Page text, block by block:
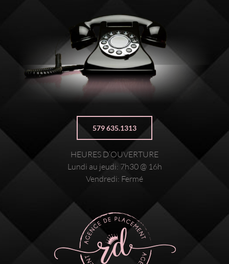
579 635.1313
HEURES D’OUVERTURE
Lundi au jeudi: 7h30 @ 16h
Vendredi: Fermé